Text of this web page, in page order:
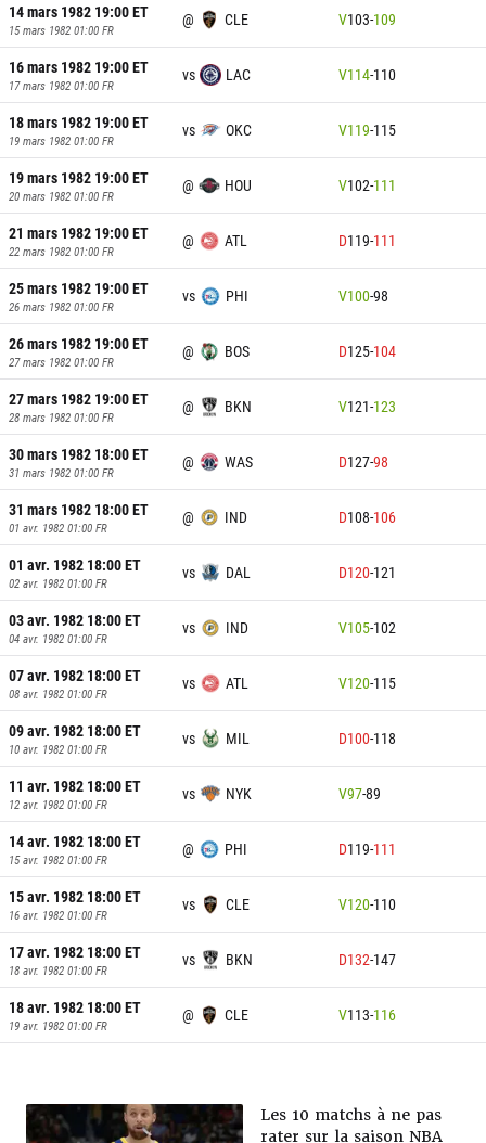
14 mars 1982 19:00ET
15 mars 1982 01:00 FR
@ CLE V103-109
16 mars 1982 19:00ET
17 mars 1982 01:00 FR
vs LAC V114-110
18 mars 1982 19:00ET
19 mars 1982 01:00 FR
vs OKC V119-115
19 mars 1982 19:00ET
20 mars 1982 01:00 FR
@ HOU V102-111
21 mars 1982 19:00ET
22 mars 1982 01:00 FR
@ ATL D119-111
25 mars 1982 19:00ET
26 mars 1982 01:00 FR
vs PHI V100-98
26 mars 1982 19:00ET
27 mars 1982 01:00 FR
@ BOS D125-104
27 mars 1982 19:00ET
28 mars 1982 01:00 FR
@ BKN V121-123
30 mars 1982 18:00ET
31 mars 1982 01:00 FR
@ WAS D127-98
31 mars 1982 18:00ET
01 avr. 1982 01:00 FR
@ IND D108-106
01 avr. 1982 18:00ET
02 avr. 1982 01:00 FR
vs DAL D120-121
03 avr. 1982 18:00ET
04 avr. 1982 01:00 FR
vs IND V105-102
07 avr. 1982 18:00ET
08 avr. 1982 01:00 FR
vs ATL V120-115
09 avr. 1982 18:00ET
10 avr. 1982 01:00 FR
vs MIL D100-118
11 avr. 1982 18:00ET
12 avr. 1982 01:00 FR
vs NYK V97-89
14 avr. 1982 18:00ET
15 avr. 1982 01:00 FR
@ PHI D119-111
15 avr. 1982 18:00ET
16 avr. 1982 01:00 FR
vs CLE V120-110
17 avr. 1982 18:00ET
18 avr. 1982 01:00 FR
vs BKN D132-147
18 avr. 1982 18:00ET
19 avr. 1982 01:00 FR
@ CLE V113-116
Les 10 matchs à ne pas
rater sur la saison NBA